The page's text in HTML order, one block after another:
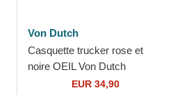
Von Dutch
Casquette trucker rose et
noire OEIL Von Dutch
EUR 34,90